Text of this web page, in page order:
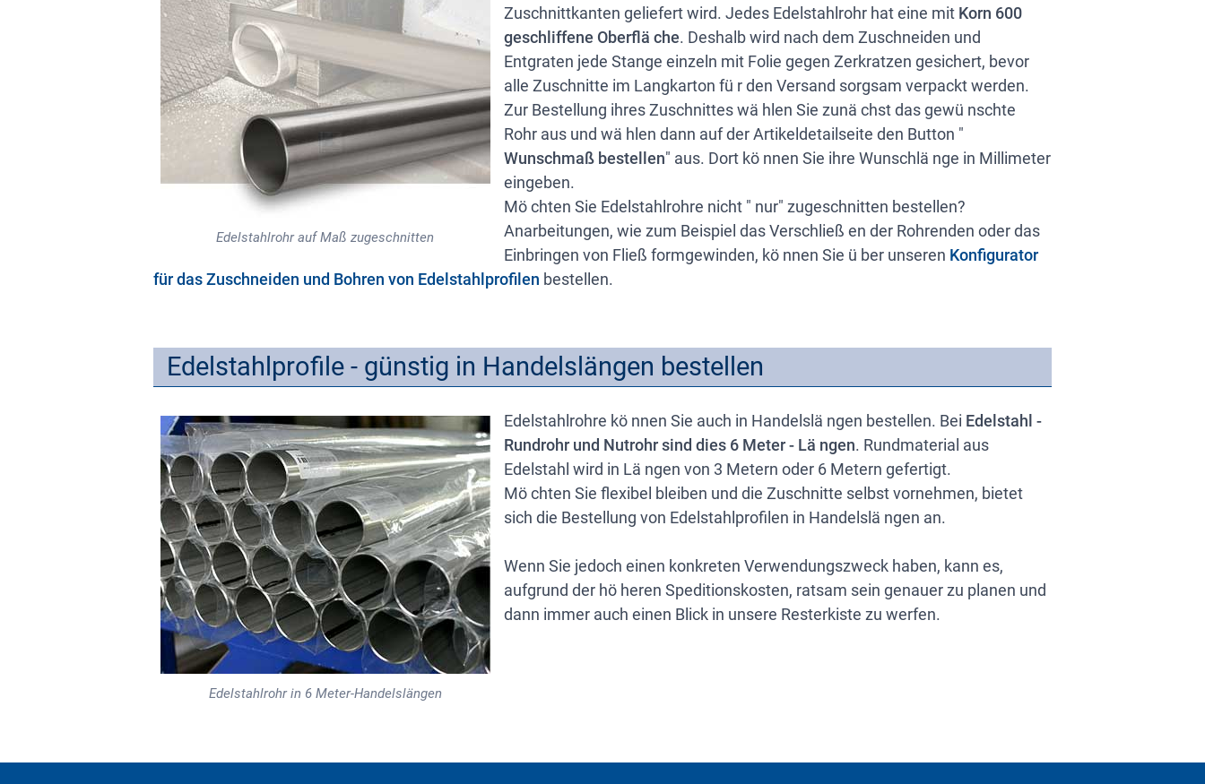
Edelstahlrohr auf Maß zugeschnitten
Zuschnittkanten geliefert wird. Jedes Edelstahlrohr hat eine mit Korn 600
geschliffene Oberflä che. Deshalb wird nach dem Zuschneiden und
Entgraten jede Stange einzeln mit Folie gegen Zerkratzen gesichert, bevor
alle Zuschnitte im Langkarton fü r den Versand sorgsam verpackt werden.
Zur Bestellung ihres Zuschnittes wä hlen Sie zunä chst das gewü nschte
Rohr aus und wä hlen dann auf der Artikeldetailseite den Button "
Wunschmaß bestellen" aus. Dort kö nnen Sie ihre Wunschlä nge in Millimeter
eingeben.
Mö chten Sie Edelstahlrohre nicht " nur" zugeschnitten bestellen?
Anarbeitungen, wie zum Beispiel das Verschließ en der Rohrenden oder das
Einbringen von Fließ formgewinden, kö nnen Sie ü ber unseren Konfigurator
für das Zuschneiden und Bohren von Edelstahlprofilen bestellen.
Edelstahlprofile - günstig in Handelslängen bestellen
Edelstahlrohr in 6 Meter-Handelslängen
Edelstahlrohre kö nnen Sie auch in Handelslä ngen bestellen. Bei Edelstahl -
Rundrohr und Nutrohr sind dies 6 Meter - Lä ngen. Rundmaterial aus
Edelstahl wird in Lä ngen von 3 Metern oder 6 Metern gefertigt.
Mö chten Sie flexibel bleiben und die Zuschnitte selbst vornehmen, bietet
sich die Bestellung von Edelstahlprofilen in Handelslä ngen an.
Wenn Sie jedoch einen konkreten Verwendungszweck haben, kann es,
aufgrund der hö heren Speditionskosten, ratsam sein genauer zu planen und
dann immer auch einen Blick in unsere Resterkiste zu werfen.